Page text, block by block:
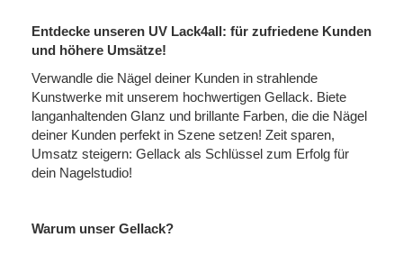
Entdecke unseren UV Lack4all: für zufriedene Kunden
und höhere Umsätze!
Verwandle die Nägel deiner Kunden in strahlende
Kunstwerke mit unserem hochwertigen Gellack. Biete
langanhaltenden Glanz und brillante Farben, die die Nägel
deiner Kunden perfekt in Szene setzen! Zeit sparen,
Umsatz steigern: Gellack als Schlüssel zum Erfolg für
dein Nagelstudio!
Warum unser Gellack?